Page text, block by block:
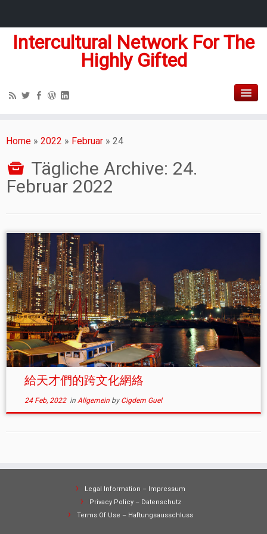
Intercultural Network For The
Highly Gifted
Home » 2022 » Februar » 24
Tägliche Archive: 24.
Februar 2022
給天才們的跨文化網絡
24 Feb, 2022in Allgemein by Cigdem Guel
Legal Information – Impressum
Privacy Policy – Datenschutz
Terms Of Use – Haftungsausschluss